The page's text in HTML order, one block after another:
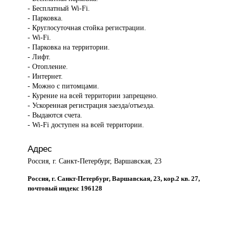
- Бесплатный Wi-Fi.
- Парковка.
- Круглосуточная стойка регистрации.
- Wi-Fi.
- Парковка на территории.
- Лифт.
- Отопление.
- Интернет.
- Можно с питомцами.
- Курение на всей территории запрещено.
- Ускоренная регистрация заезда/отъезда.
- Выдаются счета.
- Wi-Fi доступен на всей территории.
Адрес
Россия, г. Санкт-Петербург, Варшавская, 23
Россия, г. Санкт-Петербург, Варшавская, 23, кор.2 кв. 27,
почтовый индекс 196128